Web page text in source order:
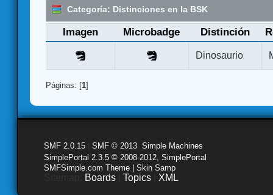
Categoría: Distinciones en la BSK
Imagen Microbadge Distinción
Dinosaurio
Páginas: [1]
SMF 2.0.15 SMF © 2013 Simple Machines
SimplePortal 2.3.5 © 2008-2012, SimplePortal
SMFSimple.com Theme | Skin Samp
Boards Topics XML